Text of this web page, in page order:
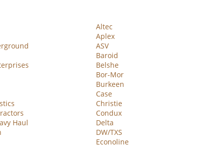
Altec
Aplex
ASV
Baroid
Belshe
Bor-Mor
Burkeen
Case
Christie
Condux
Haul
Delta
DW/TXS
Econoline